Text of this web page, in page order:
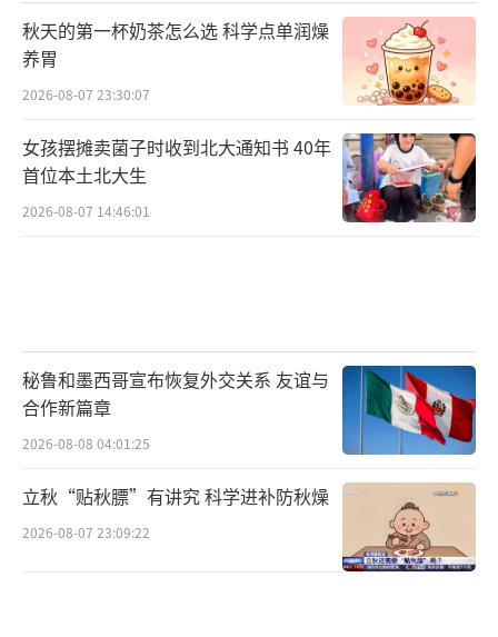
秋天的第一杯奶茶怎么选 科学点单润燥
养胃
2026-08-07 23:30:07
女孩摆摊卖菌子时收到北大通知书 40年
首位本土北大生
2026-08-07 14:46:01
秘鲁和墨西哥宣布恢复外交关系 友谊与
合作新篇章
2026-08-08 04:01:25
立秋“贴秋膘”有讲究 科学进补防秋燥
2026-08-07 23:09:22